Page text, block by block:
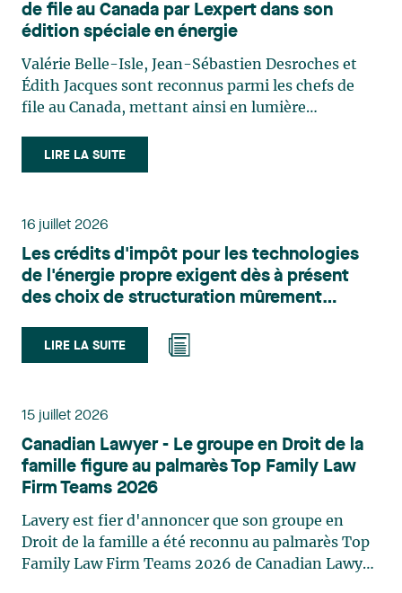
de file au Canada par Lexpert dans son
édition spéciale en énergie
Valérie Belle-Isle, Jean-Sébastien Desroches et
Édith Jacques sont reconnus parmi les chefs de
file au Canada, mettant ainsi en lumière
le domaine du droit des technologies. Valérie
Belle-Isle est associée au sein du groupe de droit
principalement sur le droit de l’environnement,
du territoire. Elle conseille et représente une
clientèle publique et privée dans le cadre d’enjeux
touchant notamment les obligations
et de permis, l’application et la contestation de
règlements d’urbanisme, ainsi que les dossiers
municipalités dans la validation juridique de leurs
Reconnue pour son approche à la fois stratégique
et pratique, elle intervient aussi en matière de
taxation municipale et d’évaluation foncière, en
plus de contribuer régulièrement à des
publications et à des activités de formation. Jean-
Sébastien Desroches œuvre en droit des affaires,
LIRE LA SUITE
16 juillet 2026
Les crédits d'impôt pour les technologies
de l'énergie propre exigent dès à présent
des choix de structuration mûrement
LIRE LA SUITE
15 juillet 2026
Canadian Lawyer - Le groupe en Droit de la
famille figure au palmarès Top Family Law
Firm Teams 2026
Lavery est fier d'annoncer que son groupe en
Droit de la famille a été reconnu au palmarès Top
Family Law Firm Teams 2026 de Canadian Lawyer.